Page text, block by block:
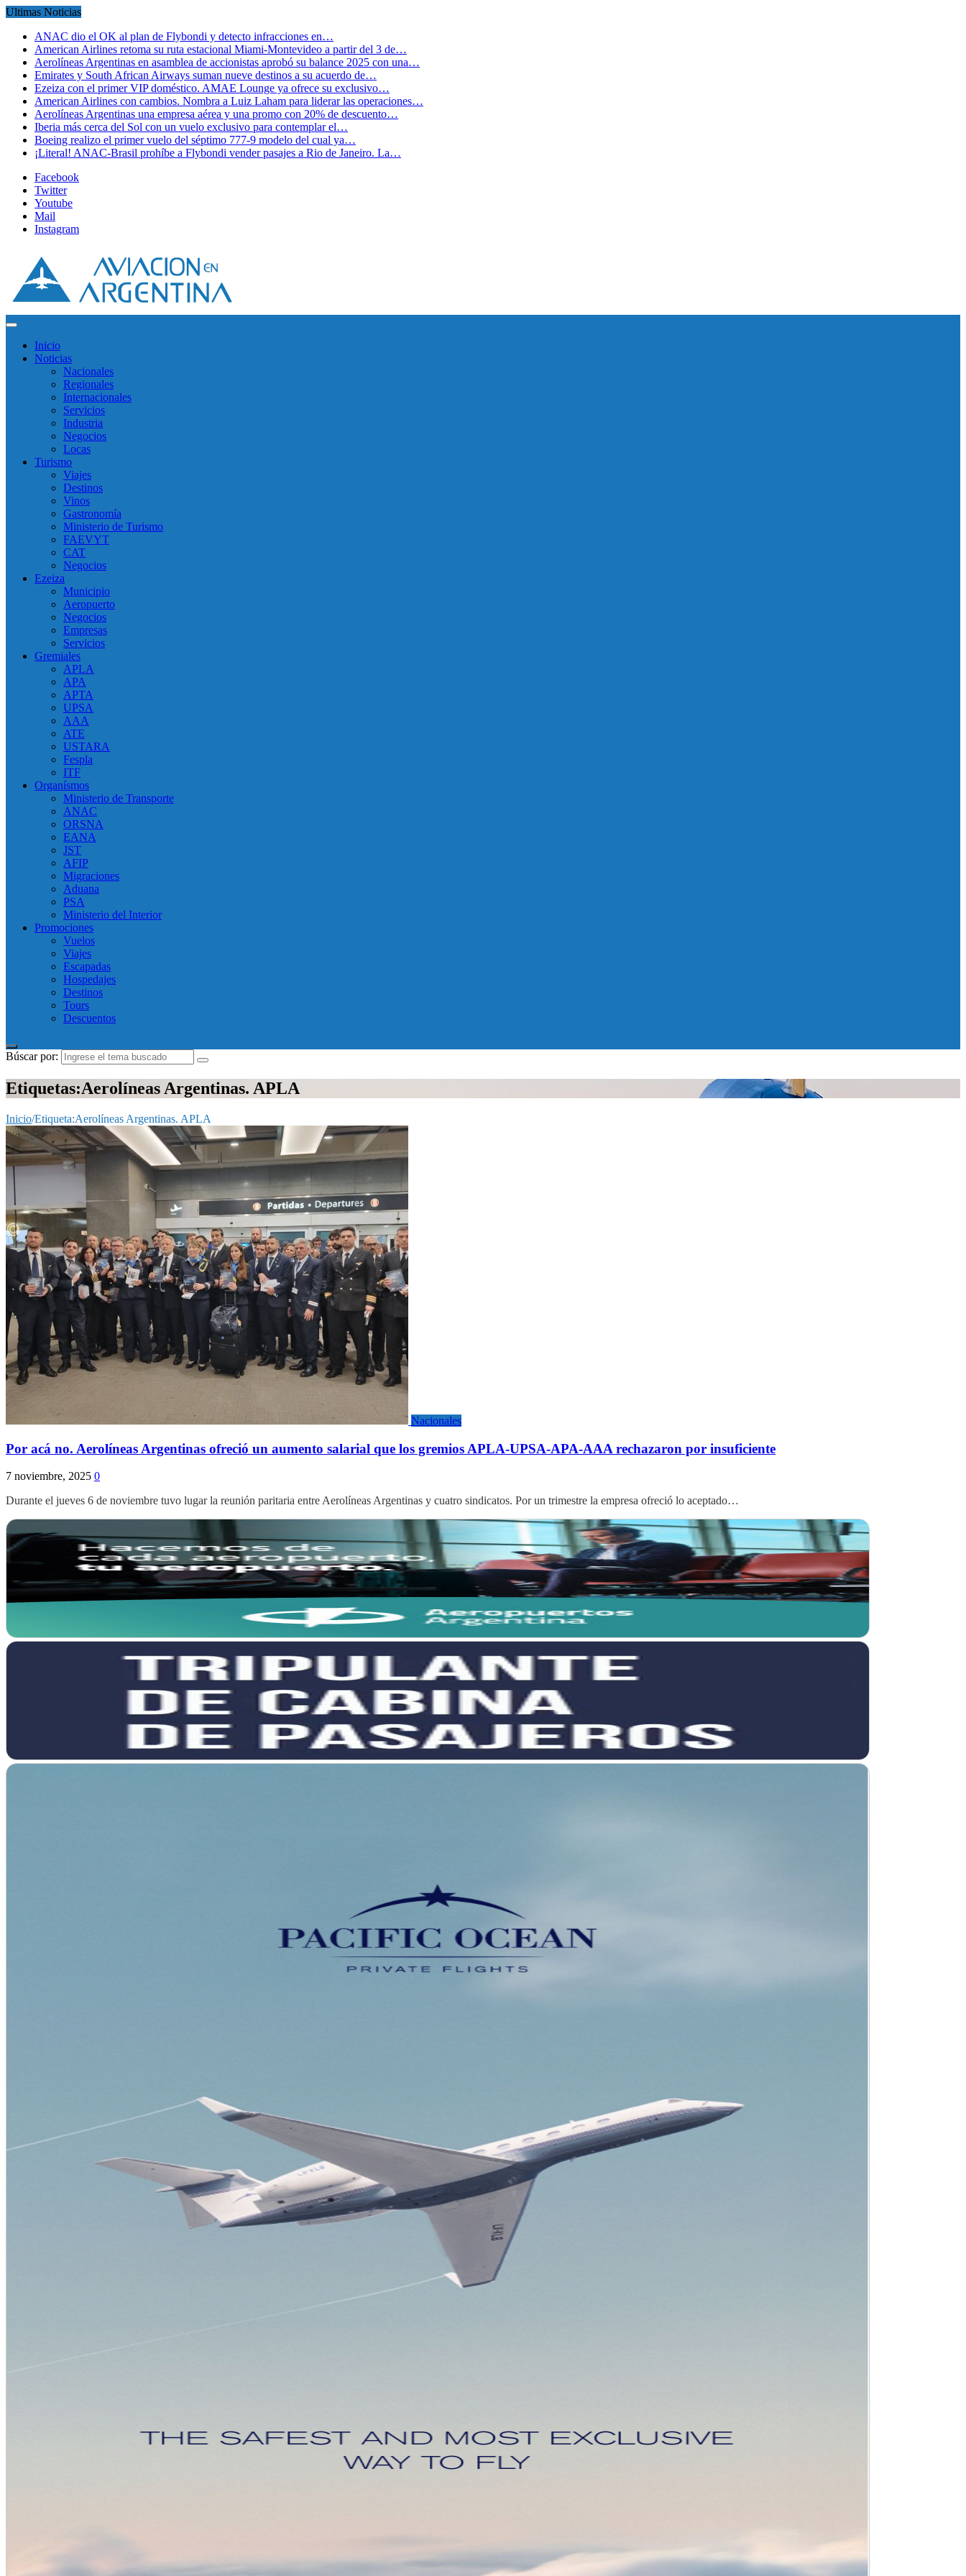
Ultimas Noticias
ANAC dio el OK al plan de Flybondi y detecto infracciones en…
American Airlines retoma su ruta estacional Miami-Montevideo a partir del 3 de…
Aerolíneas Argentinas en asamblea de accionistas aprobó su balance 2025 con una…
Emirates y South African Airways suman nueve destinos a su acuerdo de…
Ezeiza con el primer VIP doméstico. AMAE Lounge ya ofrece su exclusivo…
American Airlines con cambios. Nombra a Luiz Laham para liderar las operaciones…
Aerolíneas Argentinas una empresa aérea y una promo con 20% de descuento…
Iberia más cerca del Sol con un vuelo exclusivo para contemplar el…
Boeing realizo el primer vuelo del séptimo 777-9 modelo del cual ya…
¡Literal! ANAC-Brasil prohíbe a Flybondi vender pasajes a Rio de Janeiro. La…
Facebook
Twitter
Youtube
Mail
Instagram
Inicio
Noticias
Nacionales
Regionales
Internacionales
Servicios
Industria
Negocios
Locas
Turismo
Viajes
Destinos
Vinos
Gastronomía
Ministerio de Turismo
FAEVYT
CAT
Negocios
Ezeiza
Municipio
Aeropuerto
Negocios
Empresas
Servicios
Gremiales
APLA
APA
APTA
UPSA
AAA
ATE
USTARA
Fespla
ITF
Organísmos
Ministerio de Transporte
ANAC
ORSNA
EANA
JST
AFIP
Migraciones
Aduana
PSA
Ministerio del Interior
Promociones
Vuelos
Viajes
Escapadas
Hospedajes
Destinos
Tours
Descuentos
Búscar por:
Etiquetas:Aerolíneas Argentinas. APLA
Inicio/Etiqueta:Aerolíneas Argentinas. APLA
Nacionales
Por acá no. Aerolíneas Argentinas ofreció un aumento salarial que los gremios APLA-UPSA-APA-AAA rechazaron por insuficiente
7 noviembre, 2025 0
Durante el jueves 6 de noviembre tuvo lugar la reunión paritaria entre Aerolíneas Argentinas y cuatro sindicatos. Por un trimestre la empresa ofreció lo aceptado…